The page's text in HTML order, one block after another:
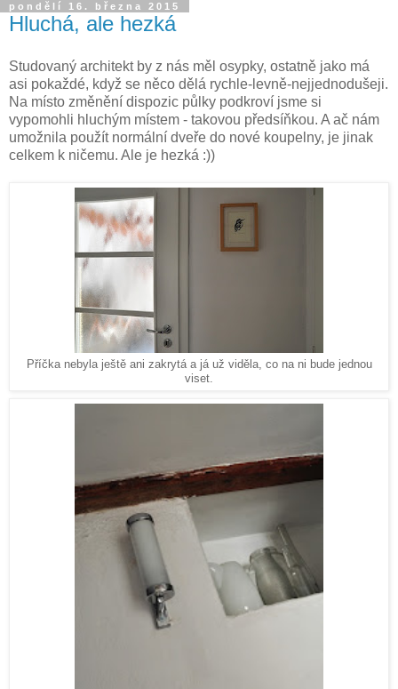
pondělí 16. března 2015
Hluchá, ale hezká
Studovaný architekt by z nás měl osypky, ostatně jako má
asi pokaždé, když se něco dělá rychle-levně-nejjednodušeji.
Na místo změnění dispozic půlky podkroví jsme si
vypomohli hluchým místem - takovou předsíňkou. A ač nám
umožnila použít normální dveře do nové koupelny, je jinak
celkem k ničemu. Ale je hezká :))
Příčka nebyla ještě ani zakrytá a já už viděla, co na ni bude jednou
viset.